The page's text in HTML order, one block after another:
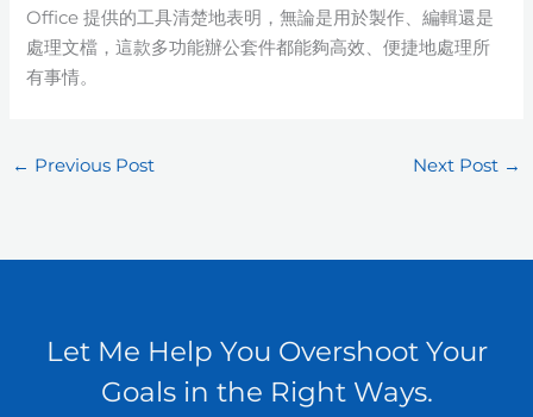
Office 提供的工具清楚地表明，無論是用於製作、編輯還是
處理文檔，這款多功能辦公套件都能夠高效、便捷地處理所
有事情。
← Previous Post Next Post →
Let Me Help You Overshoot Your
Goals in the Right Ways.